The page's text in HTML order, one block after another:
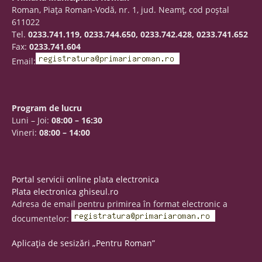
Roman, Piaţa Roman-Vodă, nr. 1, jud. Neamţ, cod poştal
611022
Tel. 0233.741.119, 0233.744.650, 0233.742.428, 0233.741.652
Fax: 0233.741.604
Email:
Program de lucru
Luni – Joi: 08:00 – 16:30
Vineri: 08:00 – 14:00
Portal servicii online plata electronica
Plata electronica ghiseul.ro
Adresa de email pentru primirea în format electronic a
documentelor:
Aplicația de sesizări „Pentru Roman”